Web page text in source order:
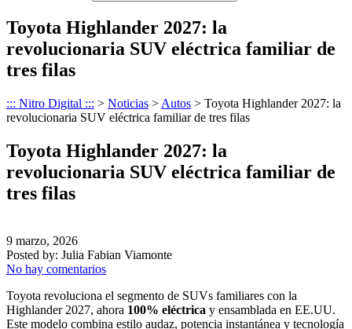
Toyota Highlander 2027: la
revolucionaria SUV eléctrica familiar de
tres filas
::: Nitro Digital ::: > Noticias > Autos > Toyota Highlander 2027: la
revolucionaria SUV eléctrica familiar de tres filas
Toyota Highlander 2027: la
revolucionaria SUV eléctrica familiar de
tres filas
9 marzo, 2026
Posted by: Julia Fabian Viamonte
No hay comentarios
Toyota revoluciona el segmento de SUVs familiares con la
Highlander 2027, ahora 100% eléctrica y ensamblada en EE.UU.
Este modelo combina estilo audaz, potencia instantánea y tecnología